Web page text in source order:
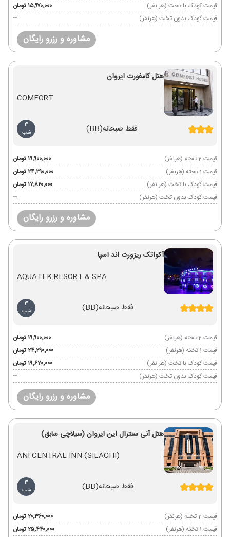
قیمت کودک با تخت (هر نفر)
۱۵٬۹۷۰٬۰۰۰ تومان
قیمت کودک بدون تخت (هرنفر)
--
مشاوره و رزرو رایگان
هتل کامفورت ایروان
COMFORT
فقط صبحانه(BB)
3
شب
قیمت 2 تخته (هرنفر)
۱۹٬۹۰۰٬۰۰۰ تومان
قیمت 1 تخته (هرنفر)
۲۴٬۲۹۰٬۰۰۰ تومان
قیمت کودک با تخت (هر نفر)
۱۷٬۸۲۰٬۰۰۰ تومان
قیمت کودک بدون تخت (هرنفر)
--
مشاوره و رزرو رایگان
آکواتک ریزورت اند اسپا
AQUATEK RESORT & SPA
فقط صبحانه(BB)
3
شب
قیمت 2 تخته (هرنفر)
۱۹٬۹۰۰٬۰۰۰ تومان
قیمت 1 تخته (هرنفر)
۲۴٬۲۹۰٬۰۰۰ تومان
قیمت کودک با تخت (هر نفر)
۱۹٬۶۷۰٬۰۰۰ تومان
قیمت کودک بدون تخت (هرنفر)
--
مشاوره و رزرو رایگان
هتل آنی سنترال این ایروان (سیلاچی سابق)
ANI CENTRAL INN (SILACHI)
فقط صبحانه(BB)
3
شب
قیمت 2 تخته (هرنفر)
۲۰٬۳۶۰٬۰۰۰ تومان
قیمت 1 تخته (هرنفر)
۲۵٬۴۴۰٬۰۰۰ تومان